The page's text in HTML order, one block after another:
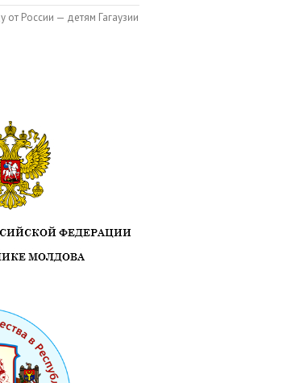
России — детям Гагаузии